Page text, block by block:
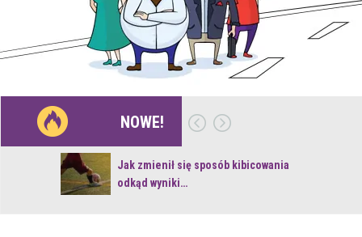
NOWE!
Jak zmienił się sposób kibicowania
odkąd wyniki…